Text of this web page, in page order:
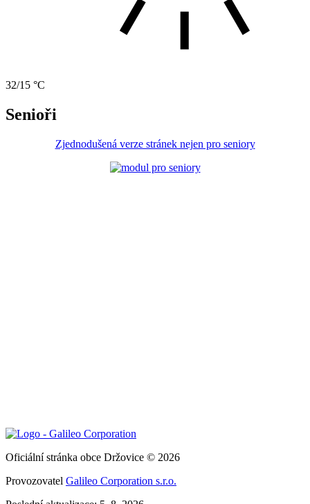
32/15 °C
Senioři
Zjednodušená verze stránek nejen pro seniory
Oficiální stránka obce Držovice © 2026
Provozovatel Galileo Corporation s.r.o.